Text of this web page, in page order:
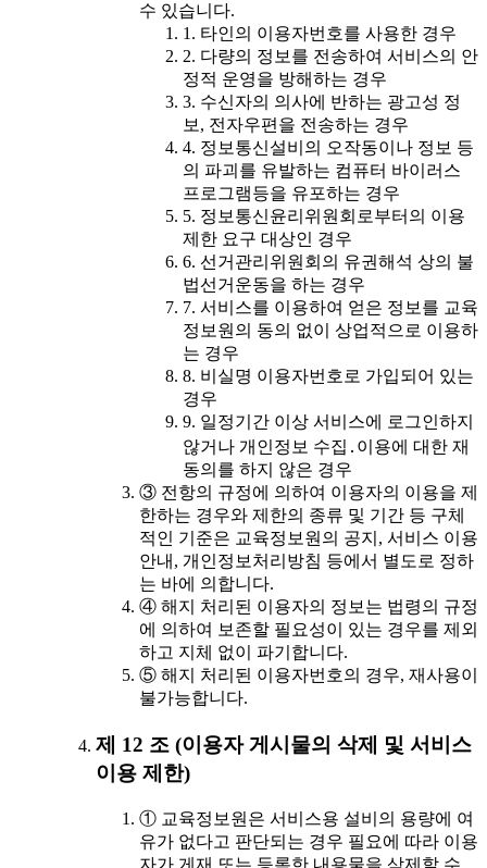
수 있습니다.
1. 타인의 이용자번호를 사용한 경우
2. 다량의 정보를 전송하여 서비스의 안
정적 운영을 방해하는 경우
3. 수신자의 의사에 반하는 광고성 정
보, 전자우편을 전송하는 경우
4. 정보통신설비의 오작동이나 정보 등
의 파괴를 유발하는 컴퓨터 바이러스
프로그램등을 유포하는 경우
5. 정보통신윤리위원회로부터의 이용
제한 요구 대상인 경우
6. 선거관리위원회의 유권해석 상의 불
법선거운동을 하는 경우
7. 서비스를 이용하여 얻은 정보를 교육
정보원의 동의 없이 상업적으로 이용하
는 경우
8. 비실명 이용자번호로 가입되어 있는
경우
9. 일정기간 이상 서비스에 로그인하지
않거나 개인정보 수집․이용에 대한 재
동의를 하지 않은 경우
③ 전항의 규정에 의하여 이용자의 이용을 제
한하는 경우와 제한의 종류 및 기간 등 구체
적인 기준은 교육정보원의 공지, 서비스 이용
안내, 개인정보처리방침 등에서 별도로 정하
는 바에 의합니다.
④ 해지 처리된 이용자의 정보는 법령의 규정
에 의하여 보존할 필요성이 있는 경우를 제외
하고 지체 없이 파기합니다.
⑤ 해지 처리된 이용자번호의 경우, 재사용이
불가능합니다.
제 12 조 (이용자 게시물의 삭제 및 서비스
이용 제한)
① 교육정보원은 서비스용 설비의 용량에 여
유가 없다고 판단되는 경우 필요에 따라 이용
자가 게재 또는 등록한 내용물을 삭제할 수